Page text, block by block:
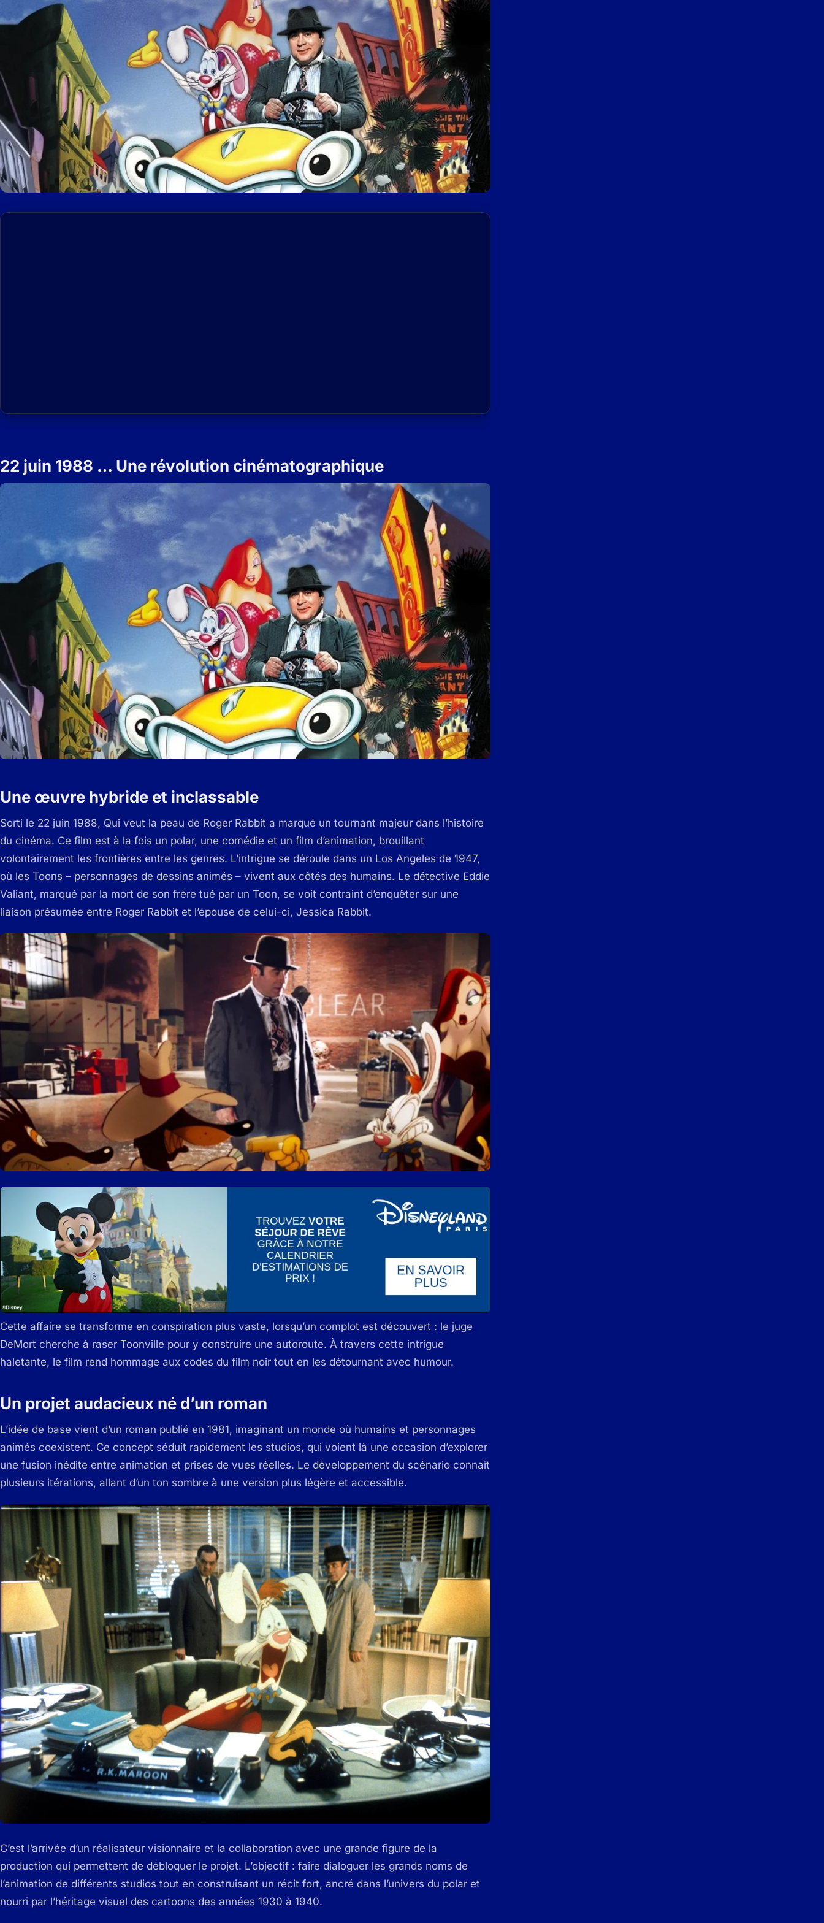
22 juin 1988 … Une révolution cinématographique
Une œuvre hybride et inclassable
Sorti le 22 juin 1988, Qui veut la peau de Roger Rabbit a marqué un tournant majeur dans l’histoire
du cinéma. Ce film est à la fois un polar, une comédie et un film d’animation, brouillant
volontairement les frontières entre les genres. L’intrigue se déroule dans un Los Angeles de 1947,
où les Toons – personnages de dessins animés – vivent aux côtés des humains. Le détective Eddie
Valiant, marqué par la mort de son frère tué par un Toon, se voit contraint d’enquêter sur une
liaison présumée entre Roger Rabbit et l’épouse de celui-ci, Jessica Rabbit.
Cette affaire se transforme en conspiration plus vaste, lorsqu’un complot est découvert : le juge
DeMort cherche à raser Toonville pour y construire une autoroute. À travers cette intrigue
haletante, le film rend hommage aux codes du film noir tout en les détournant avec humour.
Un projet audacieux né d’un roman
L’idée de base vient d’un roman publié en 1981, imaginant un monde où humains et personnages
animés coexistent. Ce concept séduit rapidement les studios, qui voient là une occasion d’explorer
une fusion inédite entre animation et prises de vues réelles. Le développement du scénario connaît
plusieurs itérations, allant d’un ton sombre à une version plus légère et accessible.
C’est l’arrivée d’un réalisateur visionnaire et la collaboration avec une grande figure de la
production qui permettent de débloquer le projet. L’objectif : faire dialoguer les grands noms de
l’animation de différents studios tout en construisant un récit fort, ancré dans l’univers du polar et
nourri par l’héritage visuel des cartoons des années 1930 à 1940.